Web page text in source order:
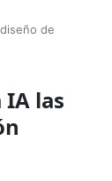
de
las